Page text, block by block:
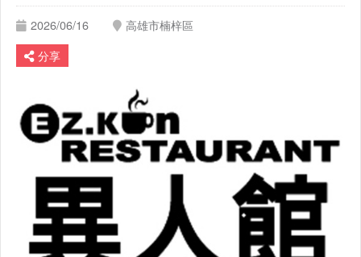
2026/06/16
高雄市楠梓區
分享